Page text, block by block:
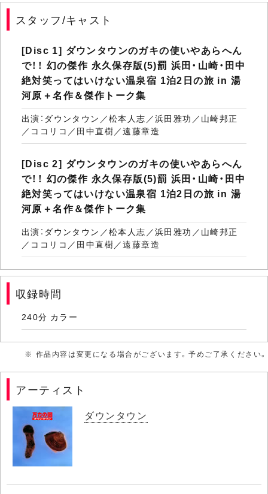
スタッフ/キャスト
[Disc 1] ダウンタウンのガキの使いやあらへん
で！！ 幻の傑作 永久保存版(5)罰 浜田・山崎・田中
絶対笑ってはいけない温泉宿 1泊2日の旅 in 湯
河原＋名作＆傑作トーク集
出演：ダウンタウン／松本人志／浜田雅功／山崎邦正
／ココリコ／田中直樹／遠藤章造
[Disc 2] ダウンタウンのガキの使いやあらへん
で！！ 幻の傑作 永久保存版(5)罰 浜田・山崎・田中
絶対笑ってはいけない温泉宿 1泊2日の旅 in 湯
河原＋名作＆傑作トーク集
出演：ダウンタウン／松本人志／浜田雅功／山崎邦正
／ココリコ／田中直樹／遠藤章造
収録時間
240分 カラー
※ 作品内容は変更になる場合がございます。予めご了承ください。
アーティスト
ダウンタウン